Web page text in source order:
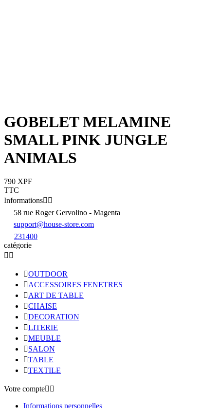
GOBELET MELAMINE
SMALL PINK JUNGLE
ANIMALS
790 XPF
TTC
Informations 
58 rue Roger Gervolino - Magenta
support@house-store.com
231400
catégorie
 
OUTDOOR
ACCESSOIRES FENETRES
ART DE TABLE
CHAISE
DECORATION
LITERIE
MEUBLE
SALON
TABLE
TEXTILE
Votre compte 
Informations personnelles